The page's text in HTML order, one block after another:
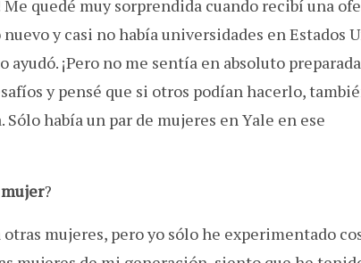
quedé muy sorprendida cuando recibí una
y casi no había universidades en Estados
¡Pero no me sentía en absoluto
y pensé que si otros podían hacerlo,
había un par de mujeres en Yale en ese
?
mujeres, pero yo sólo he experimentado